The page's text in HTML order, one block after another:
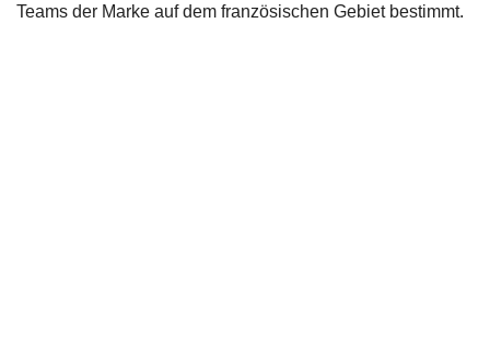
Teams der Marke auf dem französischen Gebiet bestimmt.